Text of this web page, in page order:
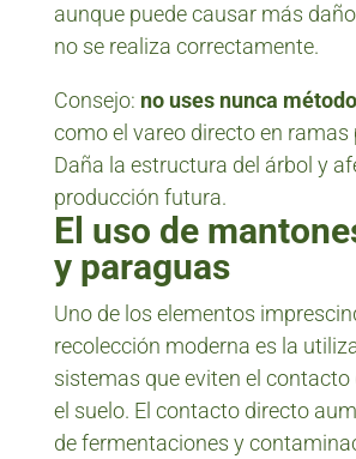
aunque puede causar más
no se realiza correctamente.
Consejo: no uses nunca
como el vareo directo en ramas
Daña la estructura del árbol y
producción futura.
El uso de
y paraguas
Uno de los elementos
recolección moderna es la
sistemas que eviten el
el suelo. El contacto directo
de fermentaciones y